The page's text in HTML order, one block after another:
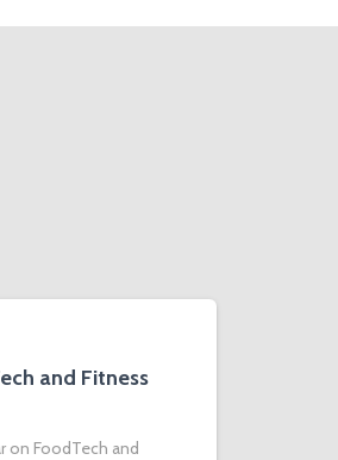
and Fitness
on FoodTech and